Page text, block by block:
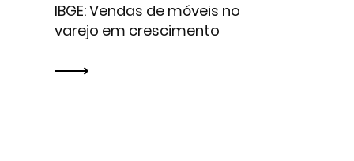
IBGE: Vendas de móveis no
varejo em crescimento